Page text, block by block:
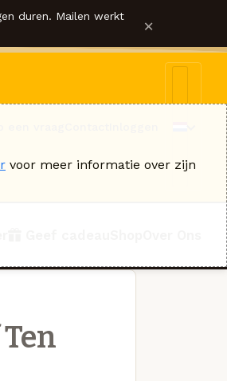
duren. Mailen werkt ×
voor meer informatie over zijn